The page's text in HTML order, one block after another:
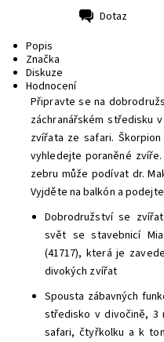
Dotaz
Popis
Značka
Diskuze
Hodnocení
Připravte se na
záchranářském středisku
zvířata ze safari.
vyhledejte poraněné
zebru může podívat dr.
Vyjděte na balkón a
Dobrodružství se
svět se stavebnicí
(41717), která je
divokých zvířat
Spousta zábavných
středisko v divočině, 3
safari, čtyřkolku a k